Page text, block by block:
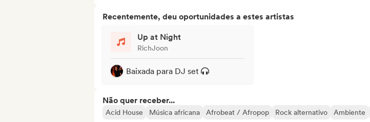
Recentemente, deu oportunidades a estes artistas
Up at Night
RichJoon
Baixada para DJ set
Não quer receber...
Acid House Música africana Afrobeat / Afropop Rock alternativo Ambiente